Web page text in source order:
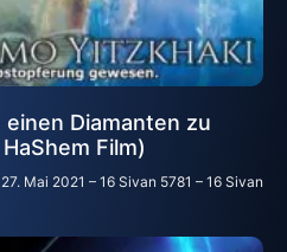
einen Diamanten zu
Film)
27. Mai 2021 – 16 Sivan 5781 – 16 Sivan